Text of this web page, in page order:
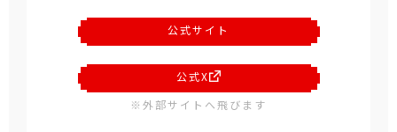
公式サイト
公式X
※外部サイトへ飛びます